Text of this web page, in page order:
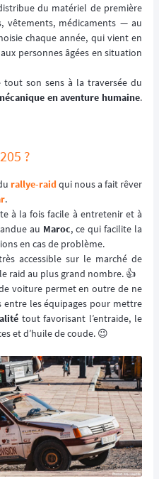
du matériel de première
vêtements, médicaments — au
chaque année, qui vient en
personnes âgées en situation
son sens à la traversée du
en aventure humaine.
?
rallye-raidqui nous a fait rêver
.
à la fois facile à entretenir et à
au Maroc, ce qui facilite la
en cas de problème.
accessible sur le marché de
raid au plus grand nombre. 👍
voiture permet en outre de ne
entre les équipages pour mettre
tout favorisant l’entraide, le
et d’huile de coude. 😉